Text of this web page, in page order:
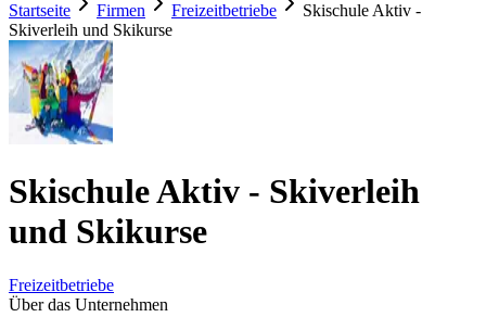
Startseite Firmen Freizeitbetriebe
Skischule Aktiv -
Skiverleih und Skikurse
Skischule Aktiv - Skiverleih
und Skikurse
Freizeitbetriebe
Über das Unternehmen